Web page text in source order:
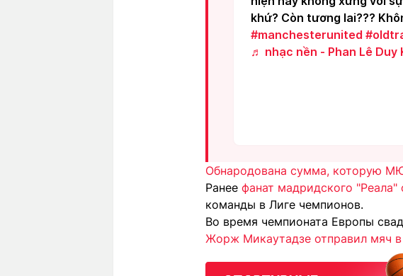
khứ? Còn tương lai???
#manchesterunited
♬ nhạc nền - Phan Lê Duy
Обнародована сумма, которую МЮ
Ранее фанат мадридского "Реала"
команды в Лиге чемпионов.
Во время чемпионата Европы
Жорж Микаутадзе отправил мяч